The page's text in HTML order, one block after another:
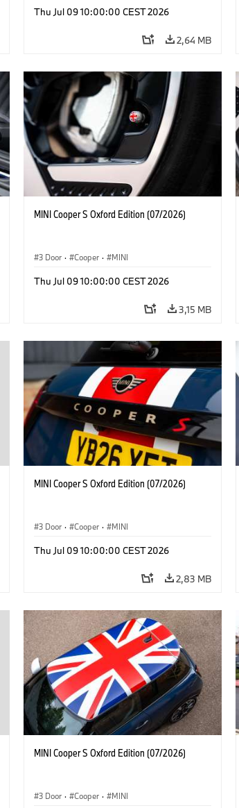
Thu Jul 09 10:00:00 CEST 2026
2,64 MB
MINI Cooper S Oxford Edition (07/2026)
3 Door · Cooper · MINI
Thu Jul 09 10:00:00 CEST 2026
3,15 MB
MINI Cooper S Oxford Edition (07/2026)
3 Door · Cooper · MINI
Thu Jul 09 10:00:00 CEST 2026
2,83 MB
MINI Cooper S Oxford Edition (07/2026)
3 Door · Cooper · MINI